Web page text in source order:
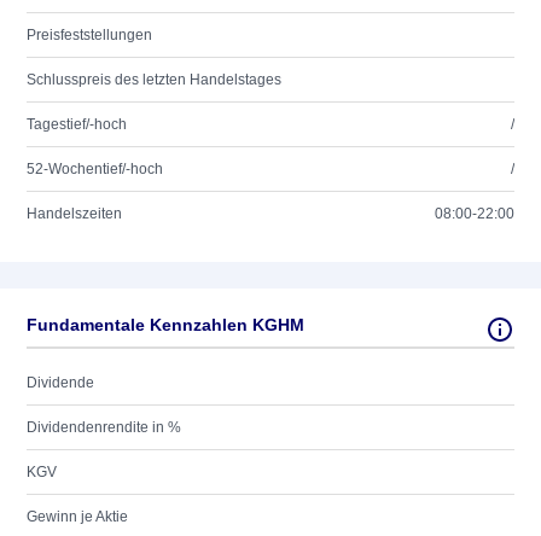
Preisfeststellungen
Schlusspreis des letzten Handelstages
Tagestief/-hoch /
52-Wochentief/-hoch /
Handelszeiten 08:00-22:00
Fundamentale Kennzahlen KGHM
Dividende
Dividendenrendite in %
KGV
Gewinn je Aktie